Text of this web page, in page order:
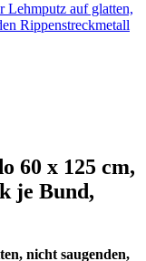
Lehmputz auf glatten,
Rippenstreckmetall
60 x 125 cm,
je Bund,
nicht saugenden,